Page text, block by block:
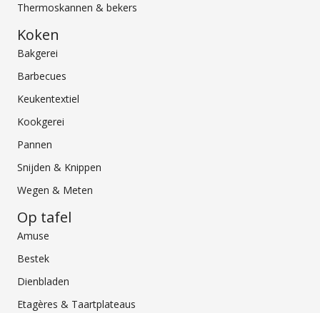
Thermoskannen & bekers
Koken
Bakgerei
Barbecues
Keukentextiel
Kookgerei
Pannen
Snijden & Knippen
Wegen & Meten
Op tafel
Amuse
Bestek
Dienbladen
Etagères & Taartplateaus